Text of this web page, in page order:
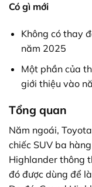
Có gì mới
Không có thay
năm 2025
Một phần của
giới thiệu vào
Tổng quan
Năm ngoái,
chiếc SUV ba
Highlander thông
đó được dùng để